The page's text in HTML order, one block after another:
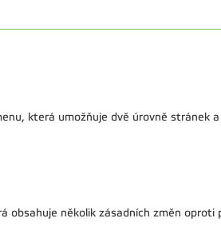
která umožňuje dvě úrovně stránek
obsahuje několik zásadních změn oproti